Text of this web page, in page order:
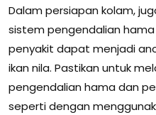
Dalam persiapan kolam,
sistem pengendalian
penyakit dapat menjadi
ikan nila. Pastikan untuk
pengendalian hama dan
seperti dengan